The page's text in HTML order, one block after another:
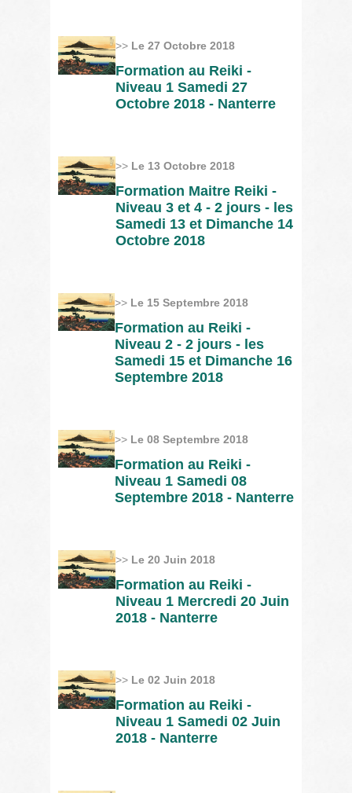
>> Le 27 Octobre 2018
Formation au Reiki -
Niveau 1 Samedi 27
Octobre 2018 - Nanterre
>> Le 13 Octobre 2018
Formation Maitre Reiki -
Niveau 3 et 4 - 2 jours - les
Samedi 13 et Dimanche 14
Octobre 2018
>> Le 15 Septembre 2018
Formation au Reiki -
Niveau 2 - 2 jours - les
Samedi 15 et Dimanche 16
Septembre 2018
>> Le 08 Septembre 2018
Formation au Reiki -
Niveau 1 Samedi 08
Septembre 2018 - Nanterre
>> Le 20 Juin 2018
Formation au Reiki -
Niveau 1 Mercredi 20 Juin
2018 - Nanterre
>> Le 02 Juin 2018
Formation au Reiki -
Niveau 1 Samedi 02 Juin
2018 - Nanterre